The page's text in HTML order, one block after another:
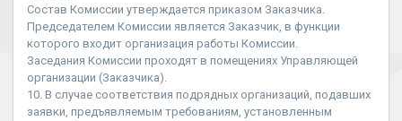
Состав Комиссии утверждается приказом Заказчика.
Председателем Комиссии является Заказчик, в функции
которого входит организация работы Комиссии.
Заседания Комиссии проходят в помещениях Управляющей
организации (Заказчика).
10. В случае соответствия подрядных организаций, подавших
заявки, предъявляемым требованиям, установленным